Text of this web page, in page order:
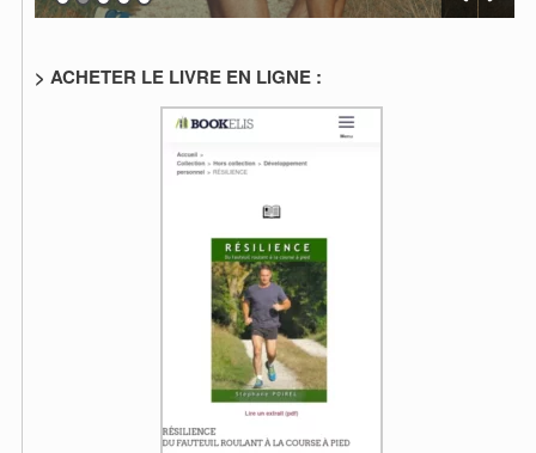
> ACHETER LE LIVRE EN LIGNE :